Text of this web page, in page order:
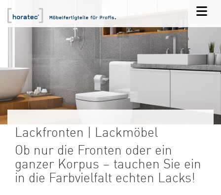
Lackfronten | Lackmöbel
Ob nur die Fronten oder ein
ganzer Korpus – tauchen Sie ein
in die Farbvielfalt echten Lacks!